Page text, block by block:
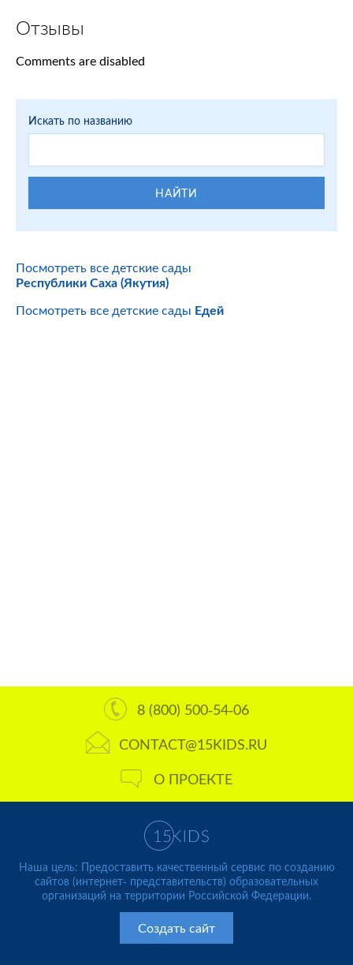
Отзывы
Comments are disabled
Искать по названию
НАЙТИ
Посмотреть все детские сады
Республики Саха (Якутия)
Посмотреть все детские сады Едей
8 (800) 500-54-06
CONTACT@15KIDS.RU
О ПРОЕКТЕ
Наша цель: Предоставить качественный сервис по созданию
сайтов (интернет- представительств) образовательных
организаций на территории Российской Федерации.
Создать сайт